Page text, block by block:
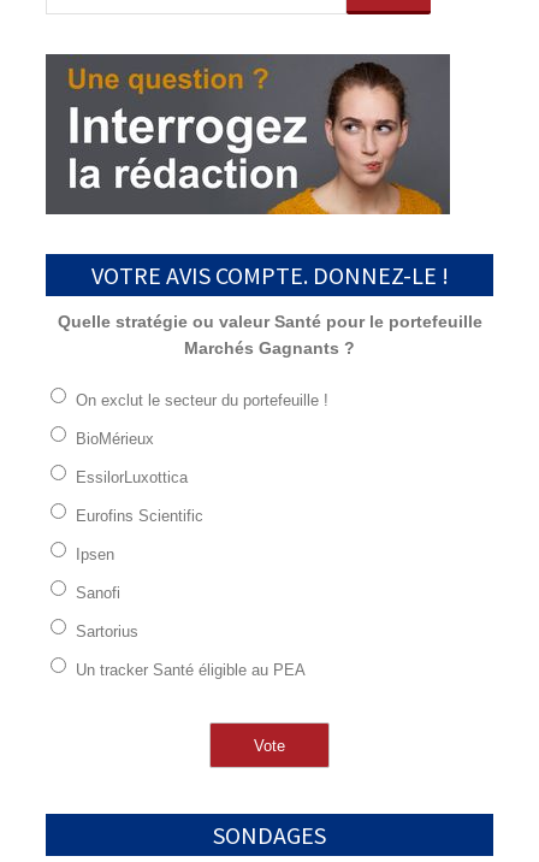
VOTRE AVIS COMPTE. DONNEZ-LE !
Quelle stratégie ou valeur Santé pour le portefeuille
Marchés Gagnants ?
On exclut le secteur du portefeuille !
BioMérieux
EssilorLuxottica
Eurofins Scientific
Ipsen
Sanofi
Sartorius
Un tracker Santé éligible au PEA
SONDAGES